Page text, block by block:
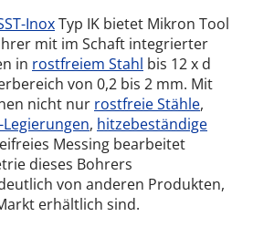
InoxTyp IK bietet Mikron Tool
mit im Schaft integrierter
in rostfreiem Stahl bis 12 x d
von 0,2 bis 2 mm. Mit
nicht nur rostfreie Stähle,
Legierungen, hitzebeständige
Messing bearbeitet
dieses Bohrers
von anderen Produkten,
erhältlich sind.